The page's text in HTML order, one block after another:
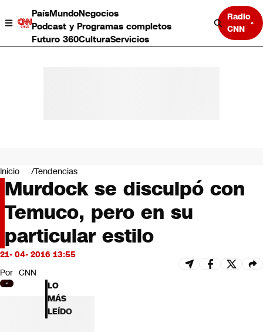
PaísMundoNegocios
Podcast y Programas completos
Futuro 360CulturaServicios
Radio
CNN
Negocios
Deportes
Programas completos
Cultura
Servicios
Bits
CNN tiempo
Futuro 360
Opinión
Inicio Tendencias
Murdock se disculpó con
Temuco, pero en su
particular estilo
21- 04- 2016 13:55
Por CNN
LO
MÁS
LEÍDO